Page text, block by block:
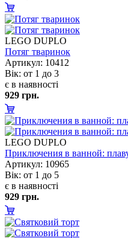
LEGO DUPLO
Потяг тваринок
Артикул: 10412
ік: от 1 до 3
є в наявності
929 грн.
LEGO DUPLO
Приключения в ванной:
Артикул: 10965
ік: от 1 до 5
є в наявності
929 грн.